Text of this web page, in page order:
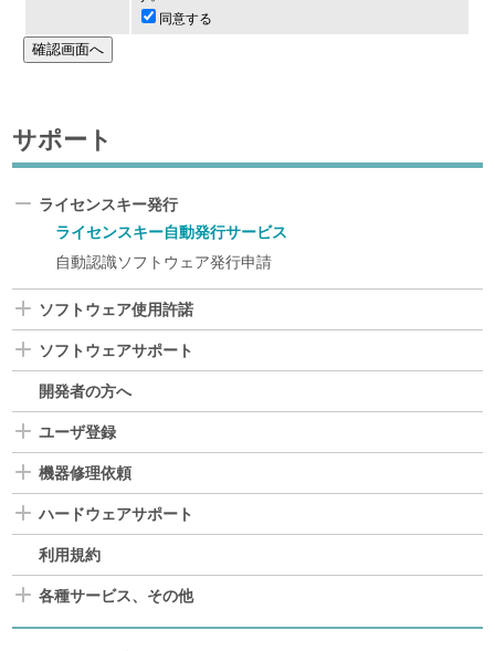
サポート
ライセンスキー発行
ライセンスキー自動発行サービス
自動認識ソフトウェア発行申請
ソフトウェア使用許諾
ソフトウェアサポート
開発者の方へ
ユーザ登録
機器修理依頼
ハードウェアサポート
利用規約
各種サービス、その他
同意する